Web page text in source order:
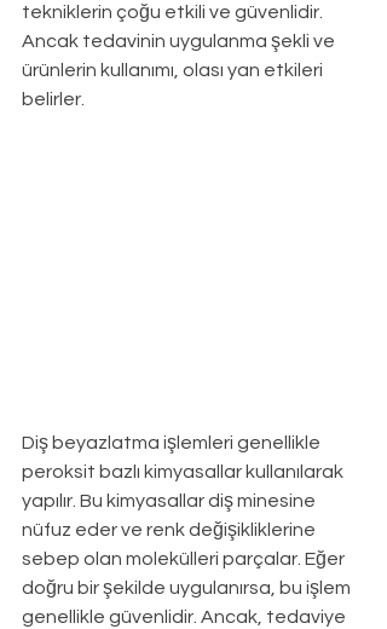
tekniklerin çoğu etkili ve güvenlidir.
Ancak tedavinin uygulanma şekli ve
ürünlerin kullanımı, olası yan etkileri
belirler.
Diş beyazlatma işlemleri genellikle
peroksit bazlı kimyasallar kullanılarak
yapılır. Bu kimyasallar diş minesine
nüfuz eder ve renk değişikliklerine
sebep olan molekülleri parçalar. Eğer
doğru bir şekilde uygulanırsa, bu işlem
genellikle güvenlidir. Ancak, tedaviye